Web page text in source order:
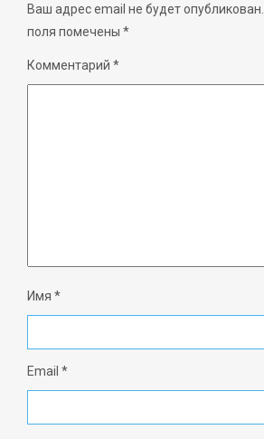
Ваш адрес email не будет опубликован.
поля помечены *
Комментарий *
Имя *
Email *